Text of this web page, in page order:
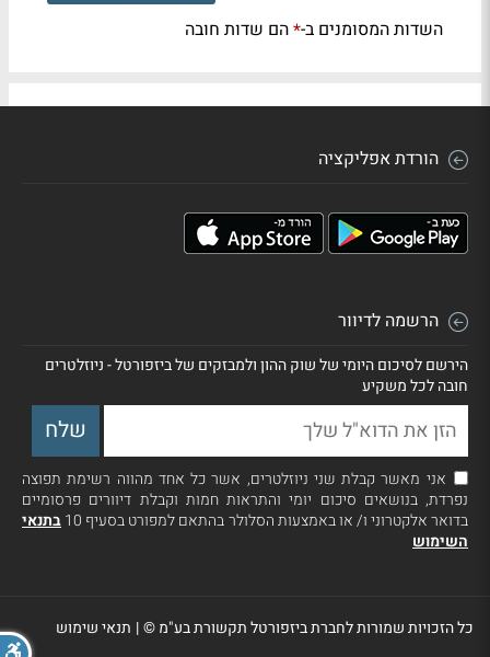
השדות המסומנים ב-*הם שדות חובה
הורדת אפליקציה
הרשמה לדיוור
הירשם לסיכום היומי של שוק ההון ולמבזקים של ביזפורטל - ניוזלטרים
חובה לכל משקיע
אני מאשר קבלת שני ניוזלטרים, אשר כל אחד מהווה רשימת תפוצה
נפרדת, בנושאים סיכום יומי והתראות חמות וקבלת דיוורים פרסומיים
בדואר אלקטרוני ו/ או באמצעות הסלולר בהתאם למפורט בסעיף 10
בתנאי
השימוש
כל הזכויות שמורות לחברת ביזפורטל תקשורת בע"מ ©| תנאי שימוש